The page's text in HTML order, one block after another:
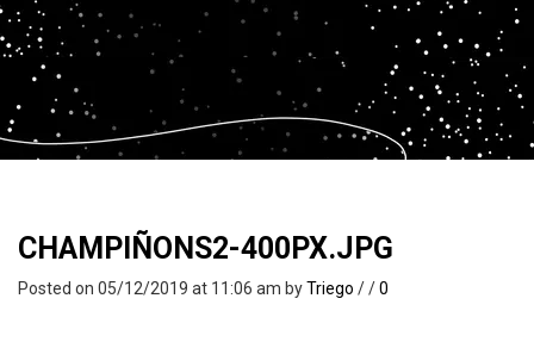
CHAMPIÑONS2-400PX.JPG
Posted on 05/12/2019 at 11:06 am byTriego //0